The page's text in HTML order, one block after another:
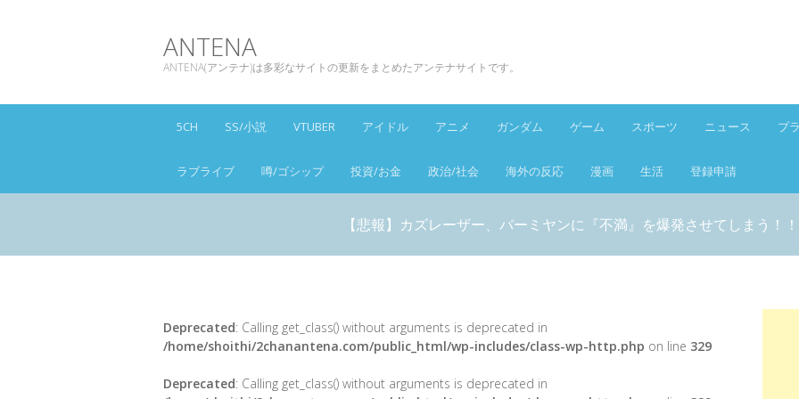
ANTENA
ANTENA(アンテナ)は多彩なサイトの更新をまとめたアンテナサイトです。
5CH SS/小説 VTUBER アイドル アニメ ガンダム ゲーム スポーツ ニュース プ
ラブライブ 噂/ゴシップ 投資/お金 政治/社会 海外の反応 漫画 生活 登録申請
【悲報】カズレーザー、バーミヤンに『不満』を爆発させてしまう！！
Deprecated: Calling get_class() without arguments is deprecated in
/home/shoithi/2chanantena.com/public_html/wp-includes/class-wp-http.php on line 329
Deprecated: Calling get_class() without arguments is deprecated in